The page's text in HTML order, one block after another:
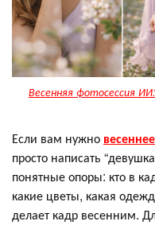
Весенняя фотосессия
Если вам нужно
просто написать
понятные опоры: кто в
какие цветы, какая
делает кадр весенним.